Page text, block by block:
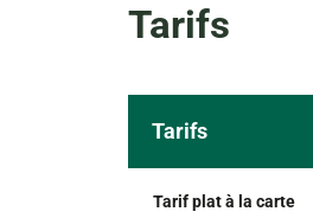
Tarifs
Tarifs
Tarif plat à la carte